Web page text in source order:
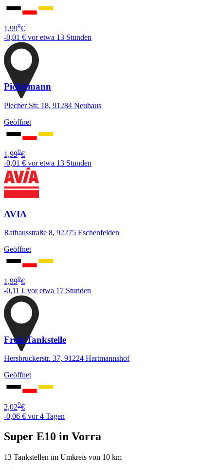
1,999€
-0,01 € vor etwa 13 Stunden
Pickelmann
Plecher Str. 18, 91284 Neuhaus
Geöffnet
1,999€
-0,01 € vor etwa 13 Stunden
AVIA
Rathausstraße 8, 92275 Eschenfelden
Geöffnet
1,999€
-0,11 € vor etwa 17 Stunden
Freie Tankstelle
Hersbruckerstr. 37, 91224 Hartmannshof
Geöffnet
2,029€
-0,06 € vor 4 Tagen
Super E10 in Vorra
13 Tankstellen im Umkreis von 10 km